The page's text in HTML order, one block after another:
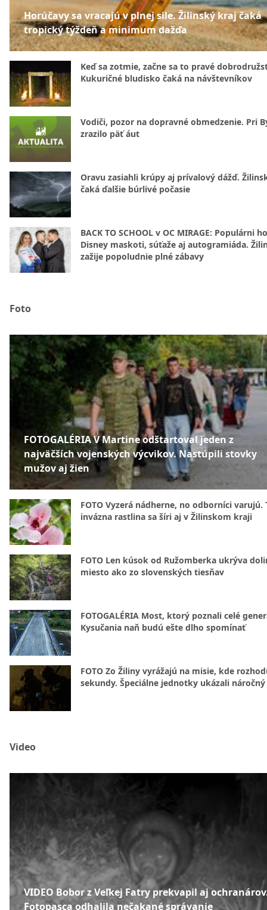
Horúčavy sa vracajú v plnej sile. Žilinský kraj čaká
tropický týždeň a minimum dažďa
Keď sa zotmie, začne sa to pravé
Kukuričné bludisko čaká na návštevníkov
Vodiči, pozor na dopravné obmedzenie. Pri
zrazilo päť áut
Oravu zasiahli krúpy aj prívalový dážď.
čaká ďalšie búrlivé počasie
BACK TO SCHOOL v OC MIRAGE: Populárni
Disney maskoti, súťaže aj autogramiáda.
zažije popoludnie plné zábavy
Foto
FOTOGALÉRIA V Martine odštartoval jeden z
najväčších vojenských výcvikov. Nastúpili stovky
mužov aj žien
FOTO Vyzerá nádherne, no odborníci varujú.
invázna rastlina sa šíri aj v Žilinskom kraji
FOTO Len kúsok od Ružomberka ukrýva
miesto ako zo slovenských tiesňav
FOTOGALÉRIA Most, ktorý poznali celé
Kysučania naň budú ešte dlho spomínať
FOTO Zo Žiliny vyrážajú na misie, kde
sekundy. Špeciálne jednotky ukázali
Video
VIDEO Bobor z Veľkej Fatry prekvapil aj
Fotopasca odhalila nečakané správanie